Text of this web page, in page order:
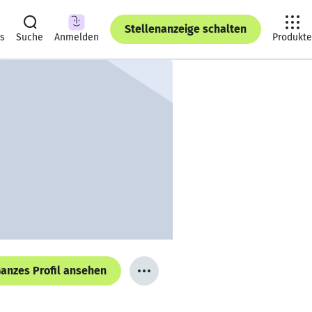
Suche Anmelden
Stellenanzeige schalten
Produkte
Profil ansehen